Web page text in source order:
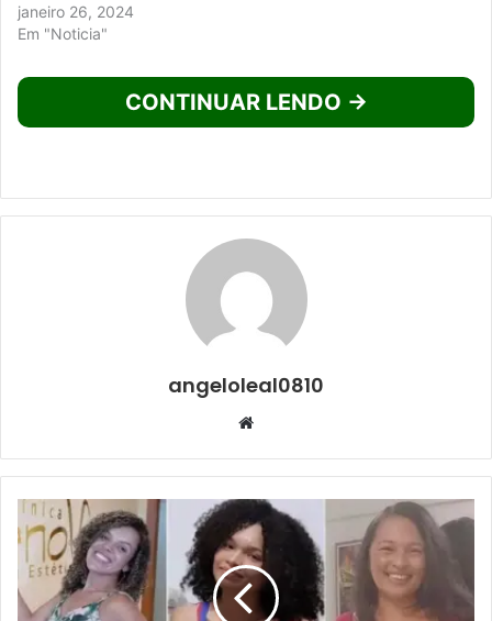
janeiro 26, 2024
Em "Noticia"
CONTINUAR LENDO →
angeloleal0810
Website